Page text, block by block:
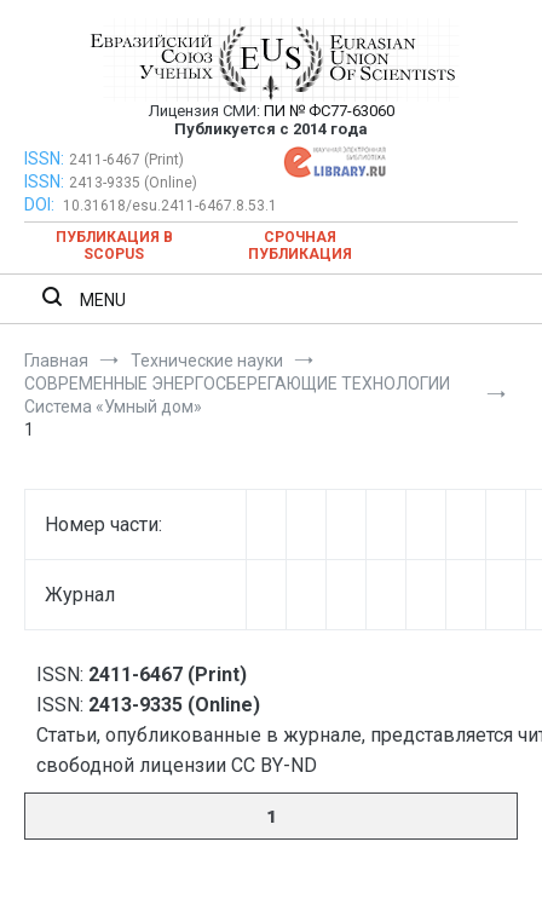
Евразийский Союз Ученых —
публикация научных статей в
ежемесячном научном журнале
Лицензия СМИ: ПИ № ФС77-63060
Публикуется с 2014 года
Евразийский Союз Ученых — публикация научных статей в
ежемесячном научном журнале
ISSN: 2411-6467 (Print)
ISSN: 2413-9335 (Online)
DOI:
10.31618/esu.2411-6467.8.53.1
ПУБЛИКАЦИЯ В
SCOPUS
СРОЧНАЯ
ПУБЛИКАЦИЯ
MENU
Главная
Технические науки
СОВРЕМЕННЫЕ ЭНЕРГОСБЕРЕГАЮЩИЕ ТЕХНОЛОГИИ
Система «Умный дом»
1
Номер части:
Журнал
ISSN: 2411-6467 (Print)
ISSN: 2413-9335 (Online)
Статьи, опубликованные в журнале, представляется
свободной лицензии CC BY-ND
1